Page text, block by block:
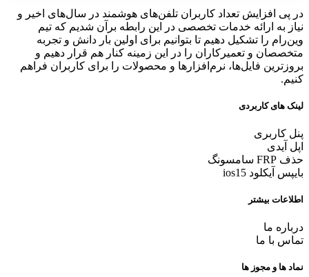
در پی افزایش تعداد کاربران تلفن‌های هوشمند در سال‌های اخیر و
نیاز به ارائه خدمات تخصصی در این رابطه برآن شدیم که تیم
وین‌رام را تشکیل دهیم تا بتوانیم برای اولین بار دانش و تجربه
متخصصان و تعمیرکاران را در این زمینه کنار هم قرار دهیم و
بروزترین فایل‌ها، نرم‌افزارها و محصولات را برای کاربران فراهم
کنیم.
لینک های کاربردی
پنل کاربری
اپل آیدی
حذف FRP سامسونگ
بایپس آیکلود ios15
اطلاعات بیشتر
درباره ما
تماس با ما
نماد ها و مجوز ها